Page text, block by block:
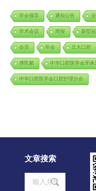
学会领导 通知公告
学术会议 周报 新型
会员 年会 北大口腔
傅民魁 中华口腔医学会牙
中华口腔医学会口腔护理分会
文章搜索
Search: